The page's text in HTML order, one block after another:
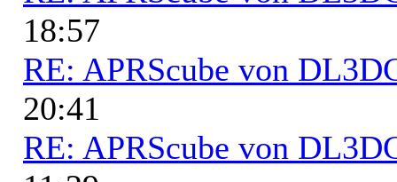
18:57
RE: APRScube von
20:41
RE: APRScube von